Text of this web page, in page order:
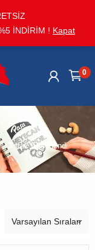
İNDİRİM ! Kapat
0
Olarak Etiketlendi